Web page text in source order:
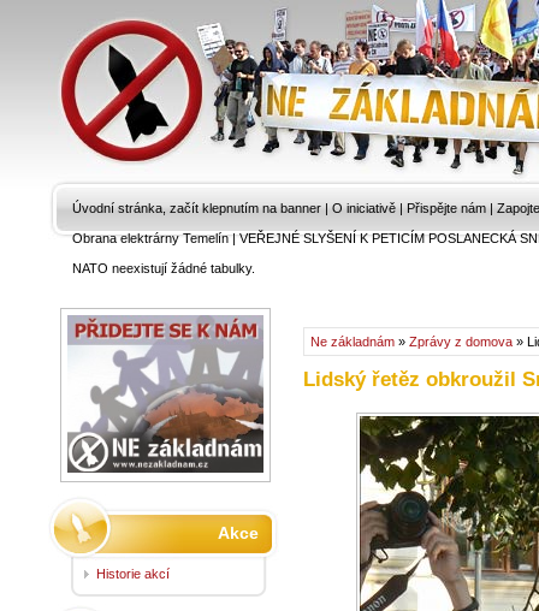
Úvodní stránka, začít klepnutím na banner | O iniciativě | Přispějte nám |
Obrana elektrárny Temelín|VEŘEJNÉ SLYŠENÍ K PETICÍM POSLANECKÁ
NATO neexistují žádné tabulky.
Ne základnám » Zprávy z domova »
Lidský řetěz obkroužil
Akce
Historie akcí